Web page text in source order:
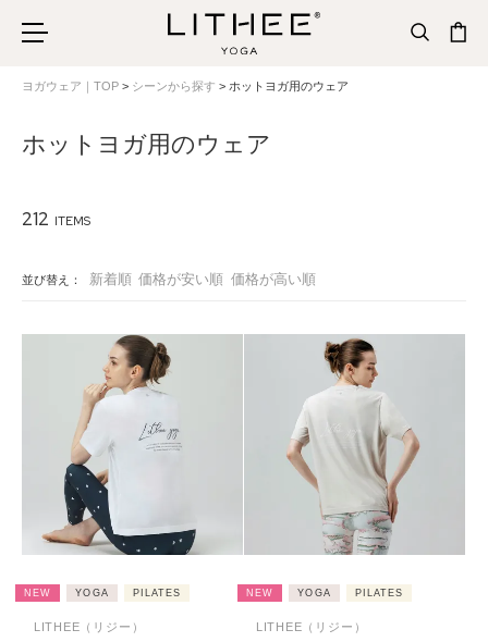
ヨガウェア｜TOP シーンから探す ホットヨガ用のウェア
ホットヨガ用のウェア
並び替え 新着順 価格が安い順 価格が高い順
212
NEW YOGA PILATES
LITHEE（リジー）
NEW YOGA PILATES
LITHEE（リジー）